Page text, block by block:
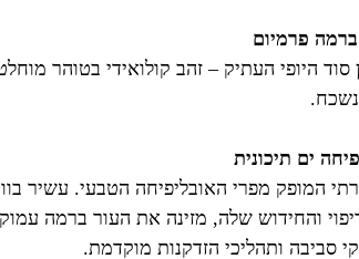
ברמה פרמיום
סוד היופי העתיק – זהב קולואידי בטוהר
נשכח.
ים תיכונית
והחידוש שלה, מזינה את העור ברמה
סביבה ותהליכי הזדקנות מוקדמת.